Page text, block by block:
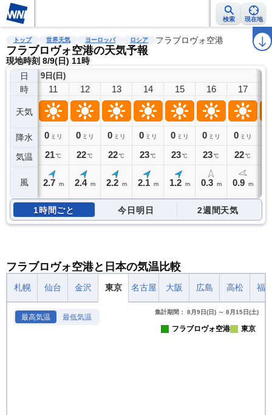
検索 現在地
雨雲レーダー 台風情報 地震情報 警報・注意報 2週間天気 ラ
トップ 世界天気 ヨーロッパ ロシア フラブロヴォ空港
フラブロヴォ空港の天気予報
現地時刻 8/9(日) 11時
日
時
天気
降水
気温
風
9日(日)
11
0 ミリ
21℃
2.7 m
12
0 ミリ
22℃
2.4 m
13
0 ミリ
22℃
2.2 m
14
0 ミリ
23℃
2.1 m
15
0 ミリ
23℃
1.2 m
16
0 ミリ
23℃
0.3 m
17
0 ミリ
22℃
0.9 m
1時間ごと 今日明日 2週間天気
フラブロヴォ空港と日本の気温比較
札幌 仙台 金沢 東京 名古屋 大阪 広島 高松 福
最高気温 最低気温
集計期間： 8月9日(日) ～ 8月15日(土)
フラブロヴォ空港 東京